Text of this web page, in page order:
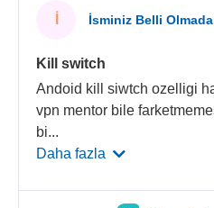
İsminiz Belli
Kill switch
Andoid kill siwtch ozelligi
vpn mentor bile
bi...
Daha fazla